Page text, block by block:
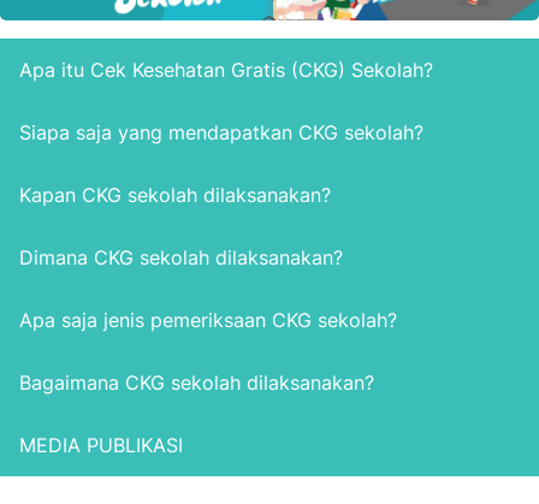
Apa itu Cek Kesehatan Gratis (CKG) Sekolah?
Siapa saja yang mendapatkan CKG sekolah?
Kapan CKG sekolah dilaksanakan?
Dimana CKG sekolah dilaksanakan?
Apa saja jenis pemeriksaan CKG sekolah?
Bagaimana CKG sekolah dilaksanakan?
MEDIA PUBLIKASI